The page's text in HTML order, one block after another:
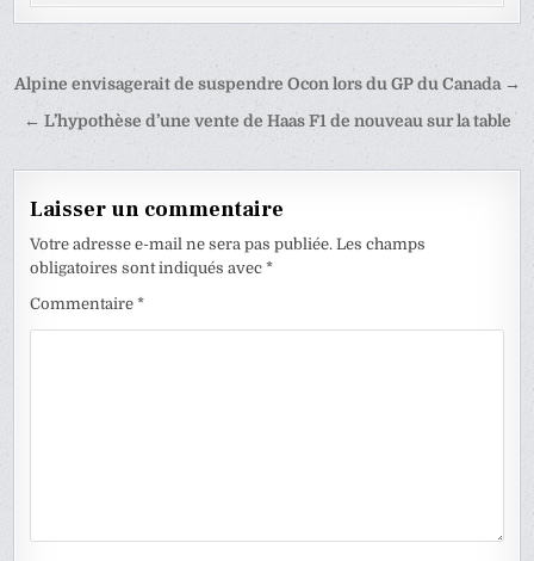
Navigation
de
Alpine envisagerait de suspendre Ocon lors du GP du Canada →
← L’hypothèse d’une vente de Haas F1 de nouveau sur la table
Laisser un commentaire
Votre adresse e-mail ne sera pas publiée. Les champs
obligatoires sont indiqués avec*
Commentaire*